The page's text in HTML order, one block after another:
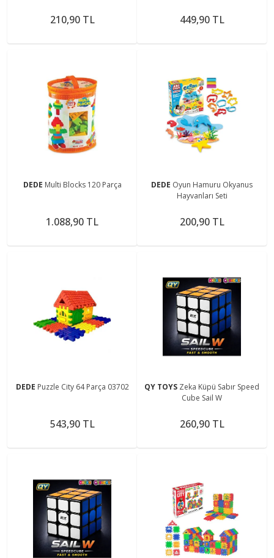
210,90 TL 449,90 TL
DEDE Multi Blocks 120 Parça
1.088,90 TL
DEDE Oyun Hamuru Okyanus
Hayvanları Seti
200,90 TL
DEDE Puzzle City 64 Parça 03702
543,90 TL
QY TOYS Zeka Küpü Sabır Speed
Cube Sail W
260,90 TL